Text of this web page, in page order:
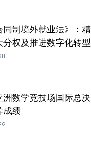
同制境外就业法》：精
权及推进数字化转型
洲数学竞技场国际总决
成绩